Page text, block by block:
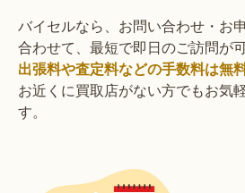
バイセルなら、お問い合わせ・お
合わせて、最短で即日のご訪問が可
出張料や査定料などの手数料は無
お近くに買取店がない方でもお気
す。